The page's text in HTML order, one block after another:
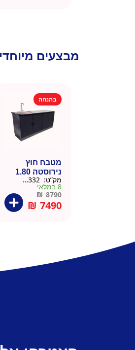
מבצעים
בהנחה
מטבח חוץ
נירוסטה 1.80
מטר כולל שיש
וכיור
מק”ט:
8 במלאי
₪8790
₪ 7490